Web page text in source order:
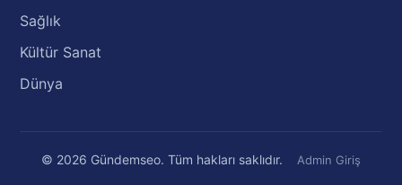
Sağlık
Kültür Sanat
Dünya
© 2026 Gündemseo. Tüm hakları saklıdır. Admin Giriş